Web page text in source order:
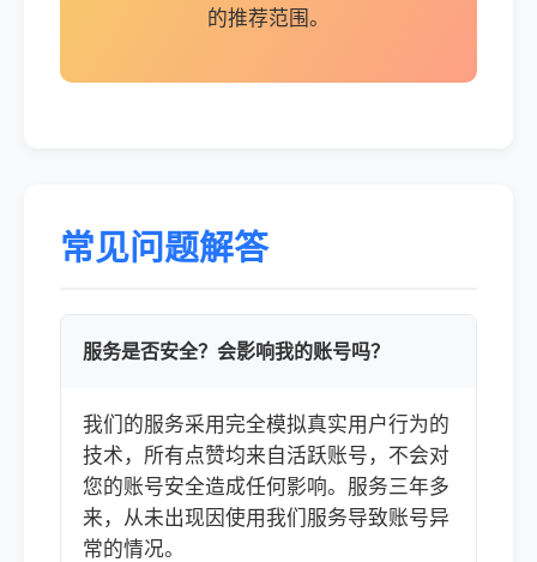
的推荐范围。
常见问题解答
服务是否安全？会影响我的账号吗？
我们的服务采用完全模拟真实用户行为的
技术，所有点赞均来自活跃账号，不会对
您的账号安全造成任何影响。服务三年多
来，从未出现因使用我们服务导致账号异
常的情况。